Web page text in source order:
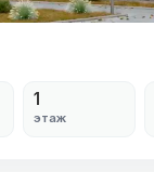
1
этаж